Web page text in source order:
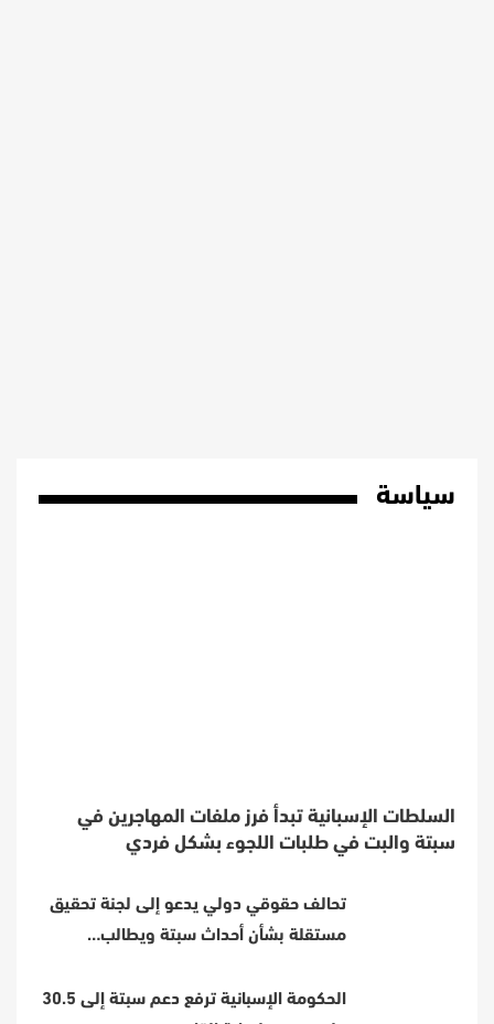
سياسة
السلطات الإسبانية تبدأ فرز ملفات المهاجرين في
سبتة والبت في طلبات اللجوء بشكل فردي
تحالف حقوقي دولي يدعو إلى لجنة تحقيق
مستقلة بشأن أحداث سبتة ويطالب…
الحكومة الإسبانية ترفع دعم سبتة إلى 30.5